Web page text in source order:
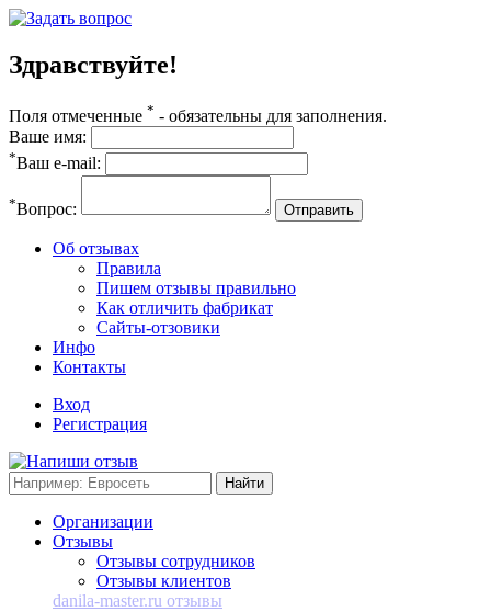
Здравствуйте!
Поля отмеченные * - обязательны для заполнения.
Ваше имя:
*Ваш e-mail:
*Вопрос: Отправить
Об отзывах
Правила
Пишем отзывы правильно
Как отличить фабрикат
Сайты-отзовики
Инфо
Контакты
Вход
Регистрация
Организации
Отзывы
Отзывы сотрудников
Отзывы клиентов
danila-master.ru отзывы